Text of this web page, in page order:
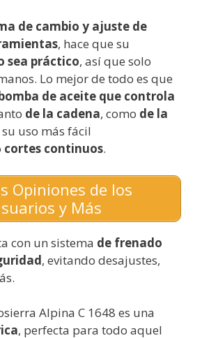
de cambio y ajuste de
, hace que su
sea práctico, así que solo
Lo mejor de todo es que
de aceite que controla
de la cadena, como de la
uso más fácil
cortes continuos.
Opiniones de los
y Más
con un sistema de frenado
, evitando desajustes,
Alpina C 1648 es una
, perfecta para todo aquel